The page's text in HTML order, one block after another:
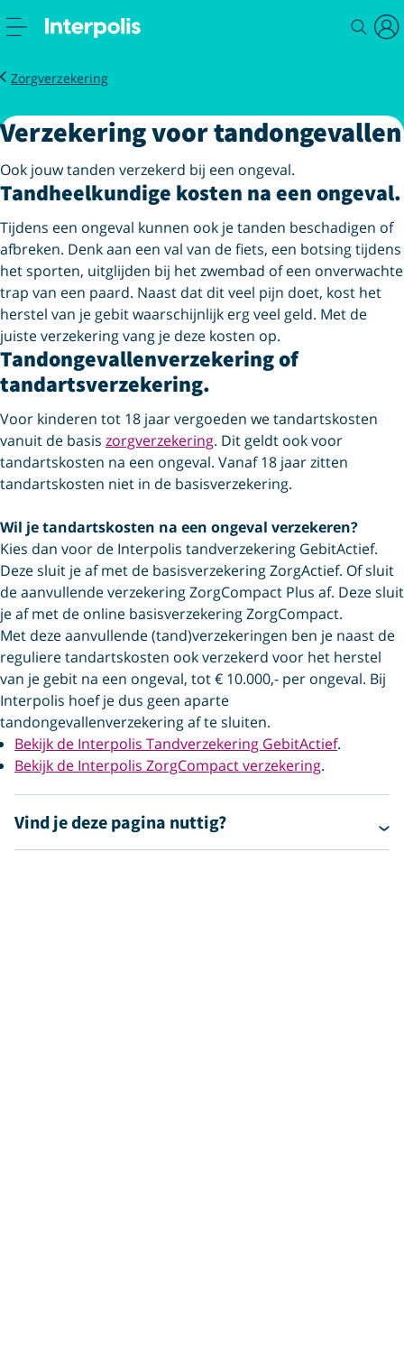
Verzekeren
Zorgverzekering
Tandongevallen
Verzekering voor tandongevallen
Ook jouw tanden verzekerd bij een ongeval.
Tandheelkundige kosten na een ongeval.
Tijdens een ongeval kunnen ook je tanden beschadigen of
afbreken. Denk aan een val van de fiets, een botsing tijdens
het sporten, uitglijden bij het zwembad of een onverwachte
trap van een paard. Naast dat dit veel pijn doet, kost het
herstel van je gebit waarschijnlijk erg veel geld. Met de
juiste verzekering vang je deze kosten op.
Tandongevallenverzekering of
tandartsverzekering.
Voor kinderen tot 18 jaar vergoeden we tandartskosten
vanuit de basis zorgverzekering. Dit geldt ook voor
tandartskosten na een ongeval. Vanaf 18 jaar zitten
tandartskosten niet in de basisverzekering.
Wil je tandartskosten na een ongeval verzekeren?
Kies dan voor de Interpolis tandverzekering GebitActief.
Deze sluit je af met de basisverzekering ZorgActief. Of sluit
de aanvullende verzekering ZorgCompact Plus af. Deze sluit
je af met de online basisverzekering ZorgCompact.
Met deze aanvullende (tand)verzekeringen ben je naast de
reguliere tandartskosten ook verzekerd voor het herstel
van je gebit na een ongeval, tot € 10.000,- per ongeval. Bij
Interpolis hoef je dus geen aparte
tandongevallenverzekering af te sluiten.
Bekijk de Interpolis Tandverzekering GebitActief.
Bekijk de Interpolis ZorgCompact verzekering.
Vind je deze pagina nuttig?